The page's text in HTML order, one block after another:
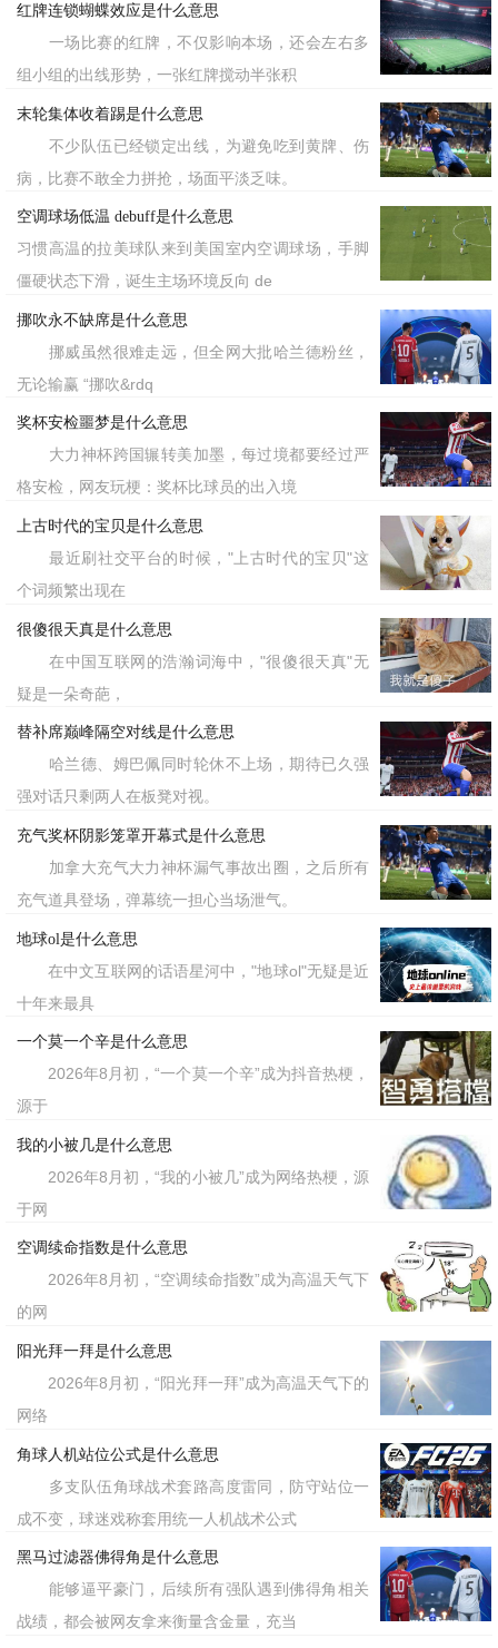
红牌连锁蝴蝶效应是什么意思
一场比赛的红牌，不仅影响本场，还会左右多
组小组的出线形势，一张红牌搅动半张积
末轮集体收着踢是什么意思
不少队伍已经锁定出线，为避免吃到黄牌、伤
病，比赛不敢全力拼抢，场面平淡乏味。
空调球场低温 debuff是什么意思
习惯高温的拉美球队来到美国室内空调球场，手脚
僵硬状态下滑，诞生主场环境反向 de
挪吹永不缺席是什么意思
挪威虽然很难走远，但全网大批哈兰德粉丝，
无论输赢 “挪吹&rdq
奖杯安检噩梦是什么意思
大力神杯跨国辗转美加墨，每过境都要经过严
格安检，网友玩梗：奖杯比球员的出入境
上古时代的宝贝是什么意思
最近刷社交平台的时候，"上古时代的宝贝"这
个词频繁出现在
很傻很天真是什么意思
在中国互联网的浩瀚词海中，"很傻很天真"无
疑是一朵奇葩，
替补席巅峰隔空对线是什么意思
哈兰德、姆巴佩同时轮休不上场，期待已久强
强对话只剩两人在板凳对视。
充气奖杯阴影笼罩开幕式是什么意思
加拿大充气大力神杯漏气事故出圈，之后所有
充气道具登场，弹幕统一担心当场泄气。
地球ol是什么意思
在中文互联网的话语星河中，"地球ol"无疑是近
十年来最具
一个莫一个辛是什么意思
2026年8月初，“一个莫一个辛”成为抖音热梗，
源于
我的小被几是什么意思
2026年8月初，“我的小被几”成为网络热梗，源
于网
空调续命指数是什么意思
2026年8月初，“空调续命指数”成为高温天气下
的网
阳光拜一拜是什么意思
2026年8月初，“阳光拜一拜”成为高温天气下的
网络
角球人机站位公式是什么意思
多支队伍角球战术套路高度雷同，防守站位一
成不变，球迷戏称套用统一人机战术公式
黑马过滤器佛得角是什么意思
能够逼平豪门，后续所有强队遇到佛得角相关
战绩，都会被网友拿来衡量含金量，充当